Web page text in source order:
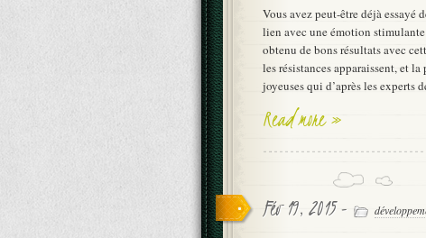
Vous avez peut-être déjà essayé
lien avec une émotion
obtenu de bons résultats avec
les résistances apparaissent, et
joyeuses qui d’après les experts
Read more »
Fév 19, 2015 -